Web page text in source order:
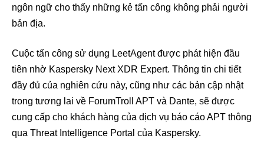
ngôn ngữ cho thấy những kẻ tấn công không phải người
bản địa.
Cuộc tấn công sử dụng LeetAgent được phát hiện đầu
tiên nhờ Kaspersky Next XDR Expert. Thông tin chi tiết
đầy đủ của nghiên cứu này, cũng như các bản cập nhật
trong tương lai về ForumTroll APT và Dante, sẽ được
cung cấp cho khách hàng của dịch vụ báo cáo APT thông
qua Threat Intelligence Portal của Kaspersky.